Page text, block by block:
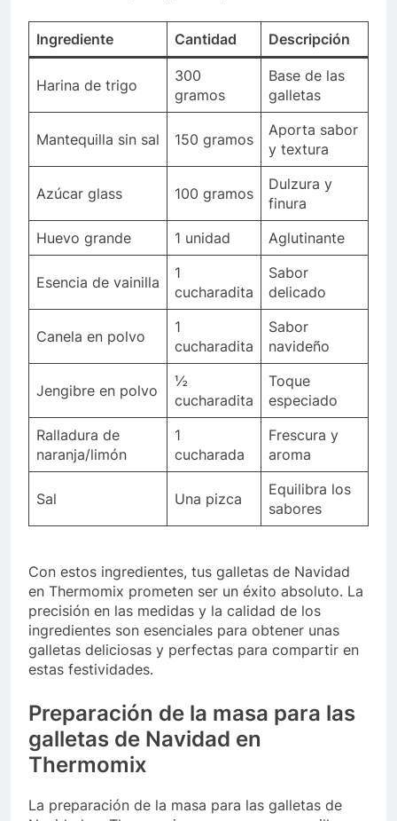
Ingrediente Cantidad Descripción
Harina de trigo
300
gramos
Base de las
galletas
Mantequilla sin sal 150 gramos
Aporta sabor
y textura
Azúcar glass 100 gramos
Dulzura y
finura
Huevo grande
1 unidad Aglutinante
Esencia de vainilla
1
cucharadita
Sabor
delicado
Canela en polvo
1
cucharadita
Sabor
navideño
Jengibre en polvo
½
cucharadita
Toque
especiado
Ralladura de
naranja/limón
1
cucharada
Frescura y
aroma
Sal Una pizca
Equilibra los
sabores
Con estos ingredientes, tus galletas de Navidad
en Thermomix prometen ser un éxito absoluto. La
precisión en las medidas y la calidad de los
ingredientes son esenciales para obtener unas
galletas deliciosas y perfectas para compartir en
estas festividades.
Preparación de la masa para las
galletas de Navidad en
Thermomix
La preparación de la masa para las galletas de